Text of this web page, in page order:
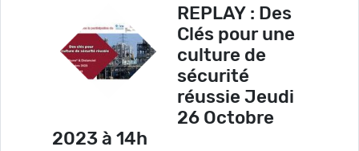
REPLAY : Des
Clés pour une
culture de
sécurité
réussie Jeudi
26 Octobre
2023 à 14h